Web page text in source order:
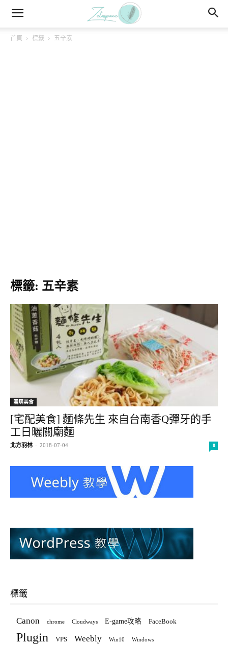
首頁 標籤 五辛素
標籤: 五辛素
團購美食
[宅配美食] 麵條先生 來自台南香Q彈牙的手
工日曬關廟麵
北方羽林 - 2018-07-04 0
標籤
Canon chrome Cloudways E-game攻略 FaceBook
Plugin VPS Weebly Win10 Windows